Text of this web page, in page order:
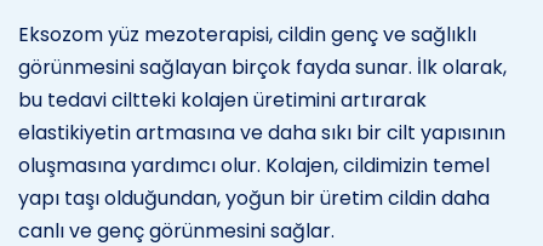
Eksozom yüz mezoterapisi, cildin genç ve sağlıklı
görünmesini sağlayan birçok fayda sunar. İlk olarak,
bu tedavi ciltteki kolajen üretimini artırarak
elastikiyetin artmasına ve daha sıkı bir cilt yapısının
oluşmasına yardımcı olur. Kolajen, cildimizin temel
yapı taşı olduğundan, yoğun bir üretim cildin daha
canlı ve genç görünmesini sağlar.